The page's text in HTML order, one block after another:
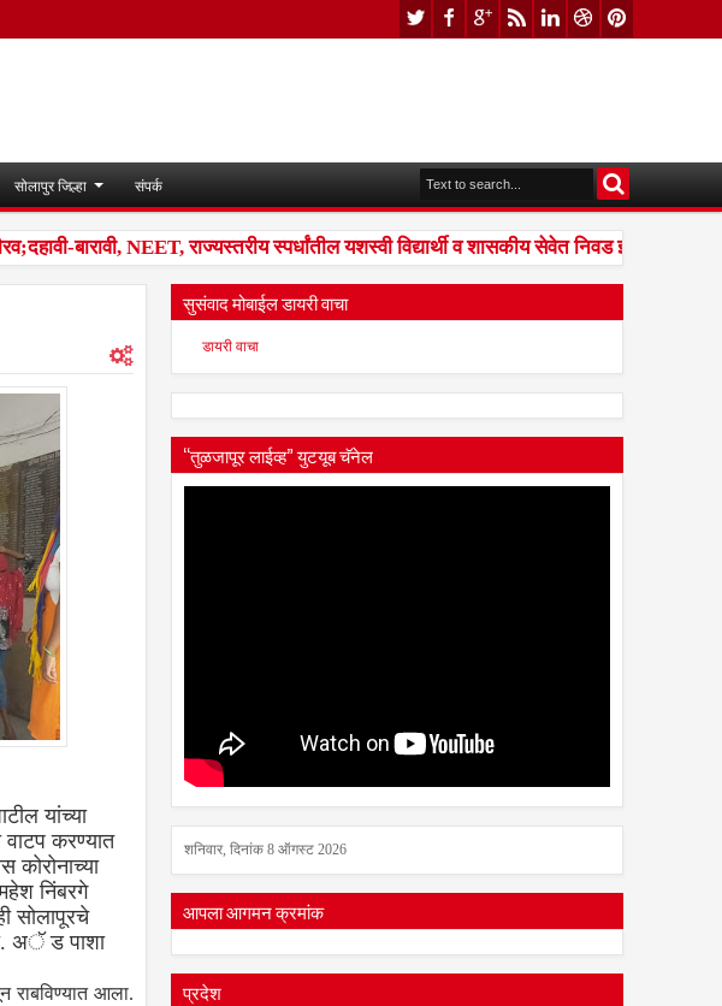
सोलापुर जिल्हा संपर्क
बारावी, NEET, राज्यस्तरीय स्पर्धांतील यशस्वी विद्यार्थी व शासकीय सेवेत निवड झालेल्यांना
यांच्या
वाटप करण्यात
कोरोनाच्या
निंबरगे
सोलापूरचे
अॅ ड पाशा
राबविण्यात आला.
सुसंवाद मोबाईल डायरी वाचा
डायरी वाचा
“तुळजापूर लाईव्ह” युटयूब चॅनेल
शनिवार, दिनांक 8 ऑगस्ट 2026
आपला आगमन क्रमांक
प्रदेश